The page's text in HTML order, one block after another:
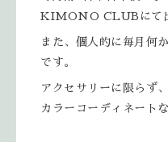
KIMONO CLUBにて出
また、個人的に毎月何
です。
アクセサリーに限らず
カラーコーディネート